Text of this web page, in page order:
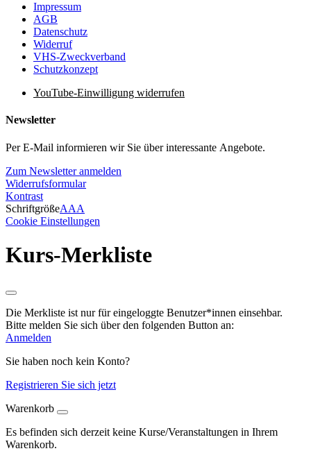
Impressum
AGB
Datenschutz
Widerruf
VHS-Zweckverband
Schutzkonzept
YouTube-Einwilligung widerrufen
Newsletter
Per E-Mail informieren wir Sie über interessante Angebote.
Zum Newsletter anmelden
Widerrufsformular
Kontrast
SchriftgrößeAAA
Cookie Einstellungen
Kurs-Merkliste
Die Merkliste ist nur für eingeloggte Benutzer*innen einsehbar.
Bitte melden Sie sich über den folgenden Button an:
Anmelden
Sie haben noch kein Konto?
Registrieren Sie sich jetzt
Warenkorb
Es befinden sich derzeit keine Kurse/Veranstaltungen in Ihrem
Warenkorb.